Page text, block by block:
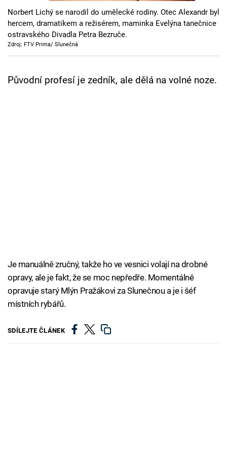
Cool Esport
TV Program
Norbert Lichý se narodil do umělecké rodiny. Otec Alexandr byl
hercem, dramatikem a režisérem, maminka Evelýna tanečnice
ostravského Divadla Petra Bezruče.
Zdroj: FTV Prima/ Slunečná
Původní profesí je zedník, ale dělá na volné noze.
Je manuálně zručný, takže ho ve vesnici volají na drobné
opravy, ale je fakt, že se moc nepředře. Momentálně
opravuje starý Mlýn Pražákovi za Slunečnou a je i šéf
místních rybářů.
SDÍLEJTE ČLÁNEK